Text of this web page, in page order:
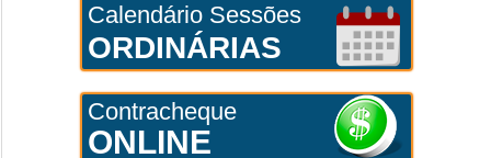
Calendário Sessões
ORDINÁRIAS
Contracheque
ONLINE